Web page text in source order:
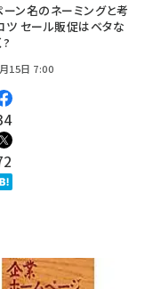
ーン名のネーミングと考
ツ セール販促はベタな
?
15日 7:00